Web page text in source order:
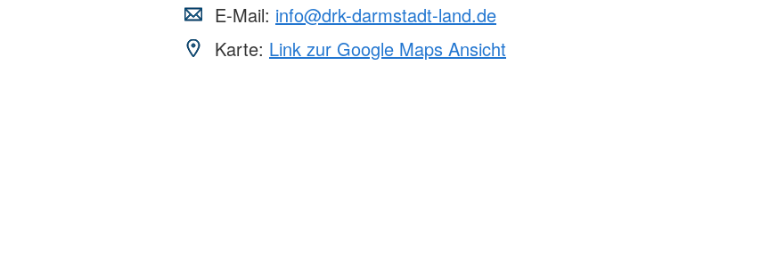
E-Mail: info@drk-darmstadt-land.de
Karte: Link zur Google Maps Ansicht